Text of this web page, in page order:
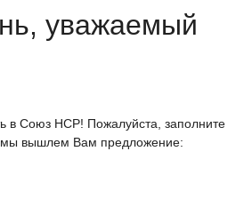
уважаемый
в Союз НСР! Пожалуйста, заполните
мы вышлем Вам предложение: